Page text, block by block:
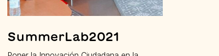
SummerLab2021